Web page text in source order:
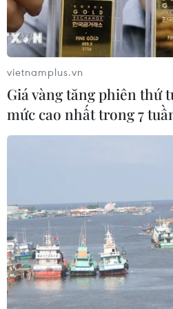
Các đại biểu cắt băng khánh
Ngày 22/11, tại Trung tâm
gian Đông Hồ, thị xã Thuận
Ninh, Sở Văn hóa, Thể
chức trưng bày tái hiện
Đông Hồ.
vietnamplus.vn
Giá vàng tăng phiên thứ
mức cao nhất trong 7